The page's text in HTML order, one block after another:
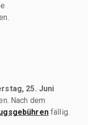
25. Juni
Nach dem
fällig.